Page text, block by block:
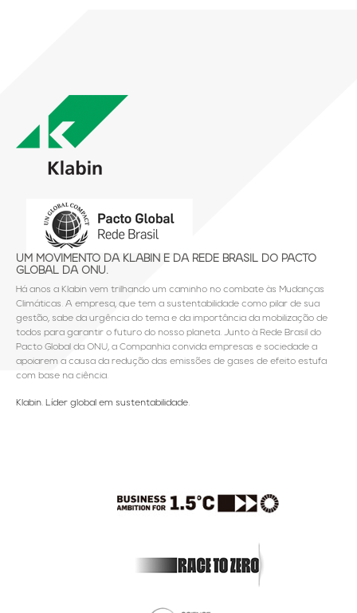
UM MOVIMENTO DA KLABIN E DA REDE BRASIL DO PACTO
GLOBAL DA ONU.
Há anos a Klabin vem trilhando um caminho no combate às Mudanças
Climáticas. A empresa, que tem a sustentabilidade como pilar de sua
gestão, sabe da urgência do tema e da importância da mobilização de
todos para garantir o futuro do nosso planeta. Junto à Rede Brasil do
Pacto Global da ONU, a Companhia convida empresas e sociedade a
apoiarem a causa da redução das emissões de gases de efeito estufa
com base na ciência.
Klabin. Líder global em sustentabilidade.